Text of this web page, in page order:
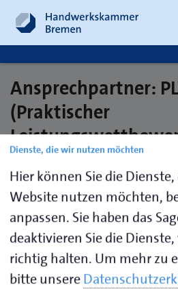
Suche
Ansprechpartner:
(Praktischer
Meyer,
0421
30500-
134
Dienste, die wir nutzen möchten
Hier können Sie die
Website nutzen möchten,
anpassen. Sie haben das
deaktivieren Sie die
richtig halten. Um mehr zu
bitte unsere